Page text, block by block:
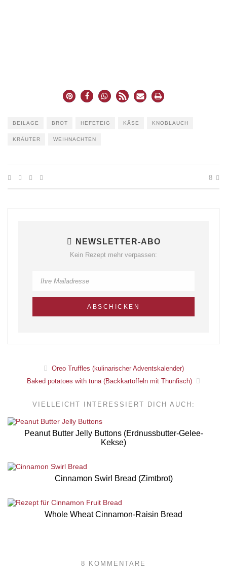
BEILAGE BROT HEFETEIG KÄSE KNOBLAUCH
KRÄUTER WEIHNACHTEN
8
NEWSLETTER-ABO
Kein Rezept mehr verpassen:
Oreo Truffles (kulinarischer Adventskalender)
Baked potatoes with tuna (Backkartoffeln mit Thunfisch)
VIELLEICHT INTERESSIERT DICH AUCH:
Peanut Butter Jelly Buttons (Erdnussbutter-Gelee-
Kekse)
Cinnamon Swirl Bread (Zimtbrot)
Whole Wheat Cinnamon-Raisin Bread
8 KOMMENTARE